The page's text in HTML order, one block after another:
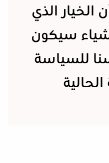
الخيار الذي
سيكون
للسياسة
الحالية